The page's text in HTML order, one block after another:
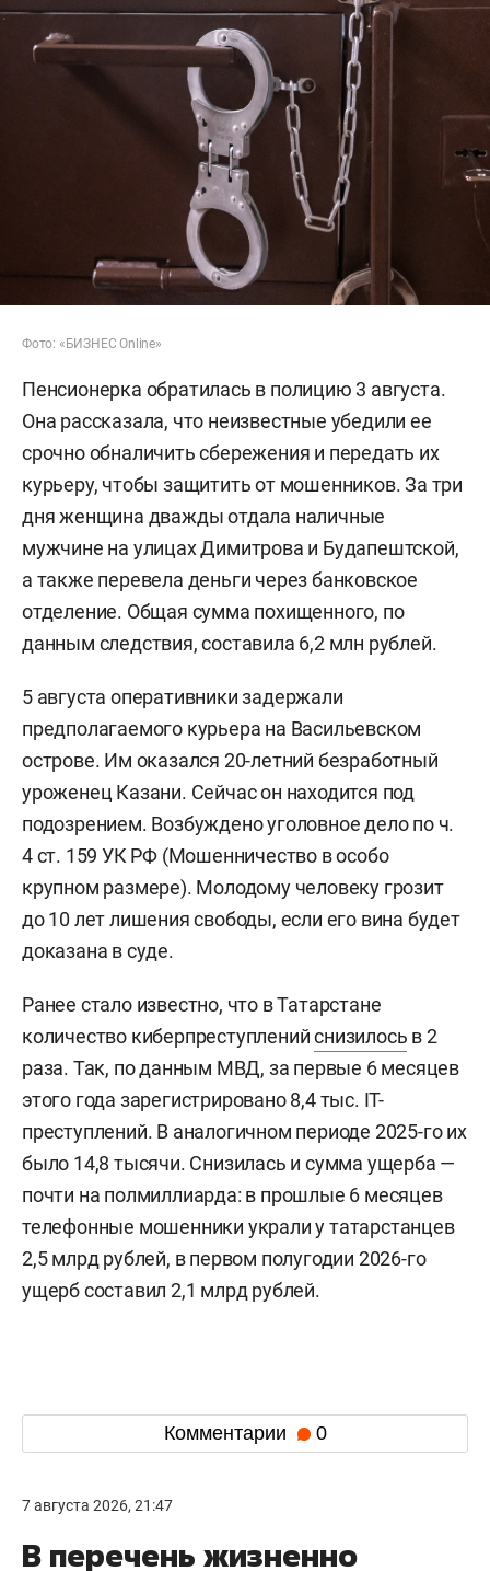
Фото: «БИЗНЕС Online»
Пенсионерка обратилась в полицию 3 августа.
Она рассказала, что неизвестные убедили ее
срочно обналичить сбережения и передать их
курьеру, чтобы защитить от мошенников. За три
дня женщина дважды отдала наличные
мужчине на улицах Димитрова и Будапештской,
а также перевела деньги через банковское
отделение. Общая сумма похищенного, по
данным следствия, составила 6,2 млн рублей.
5 августа оперативники задержали
предполагаемого курьера на Васильевском
острове. Им оказался 20-летний безработный
уроженец Казани. Сейчас он находится под
подозрением. Возбуждено уголовное дело по ч.
4 ст. 159 УК РФ (Мошенничество в особо
крупном размере). Молодому человеку грозит
до 10 лет лишения свободы, если его вина будет
доказана в суде.
Ранее стало известно, что в Татарстане
количество киберпреступленийснизилось в 2
раза. Так, по данным МВД, за первые 6 месяцев
этого года зарегистрировано 8,4 тыс. IT-
преступлений. В аналогичном периоде 2025-го их
было 14,8 тысячи. Снизилась и сумма ущерба —
почти на полмиллиарда: в прошлые 6 месяцев
телефонные мошенники украли у татарстанцев
2,5 млрд рублей, в первом полугодии 2026-го
ущерб составил 2,1 млрд рублей.
Комментарии 0
7 августа 2026, 21:47
В перечень жизненно